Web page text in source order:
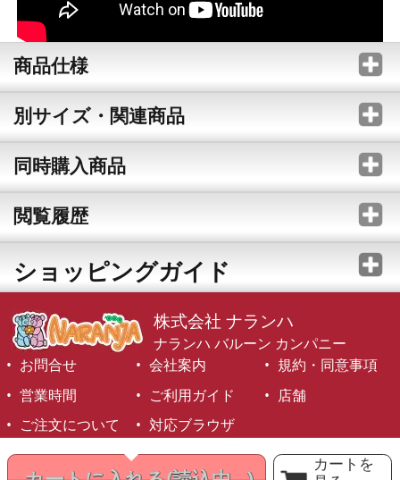
カートを
商品仕様
別サイズ・関連商品
同時購入商品
閲覧履歴
ショッピングガイド
株式会社 ナランハ
ナランハ バルーン カンパニー
お問合せ
会社案内
規約・同意事項
営業時間
ご利用ガイド
店舗
ご注文について
対応ブラウザ
©1999-2026 NARANJA Inc. All Rights Reserved.